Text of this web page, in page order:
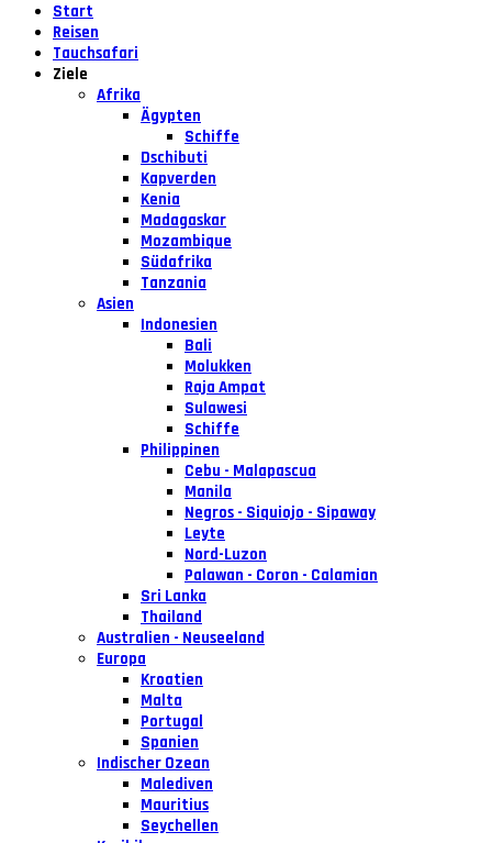
Start
Reisen
Tauchsafari
Ziele
Afrika
Ägypten
Schiffe
Dschibuti
Kapverden
Kenia
Madagaskar
Mozambique
Südafrika
Tanzania
Asien
Indonesien
Bali
Molukken
Raja Ampat
Sulawesi
Schiffe
Philippinen
Cebu - Malapascua
Manila
Negros - Siquiojo - Sipaway
Leyte
Nord-Luzon
Palawan - Coron - Calamian
Sri Lanka
Thailand
Australien - Neuseeland
Europa
Kroatien
Malta
Portugal
Spanien
Indischer Ozean
Malediven
Mauritius
Seychellen